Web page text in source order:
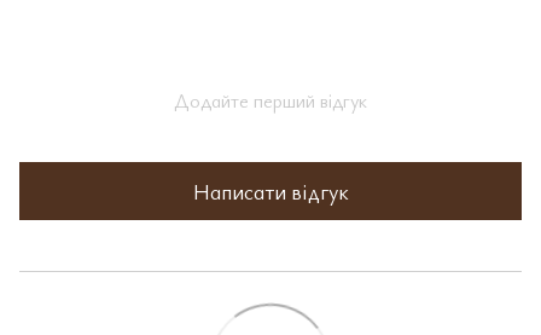
Додайте перший відгук
Написати відгук